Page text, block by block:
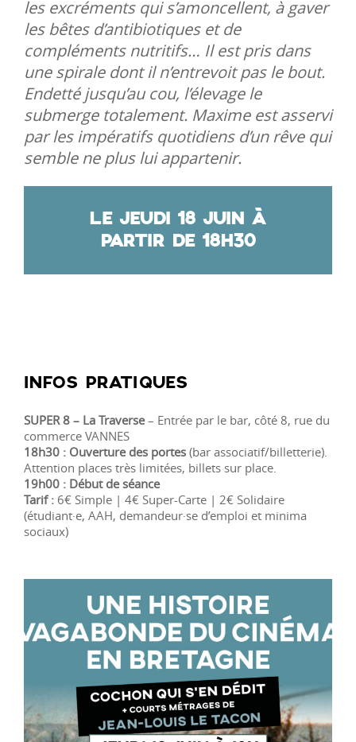
les excréments qui s’amoncellent, à gaver
les bêtes d’antibiotiques et de
compléments nutritifs… Il est pris dans
une spirale dont il n’entrevoit pas le bout.
Endetté jusqu’au cou, l’élevage le
submerge totalement. Maxime est asservi
par les impératifs quotidiens d’un rêve qui
semble ne plus lui appartenir.
LE JEUDI 18 JUIN À
PARTIR DE 18H30
INFOS PRATIQUES
SUPER 8 – La Traverse– Entrée par le bar, côté 8, rue du
commerce VANNES
18h30 : Ouverture des portes (bar associatif/billetterie).
Attention places très limitées, billets sur place.
19h00 : Début de séance
Tarif : 6€ Simple | 4€ Super-Carte | 2€ Solidaire
(étudiant·e, AAH, demandeur·se d’emploi et minima
sociaux)